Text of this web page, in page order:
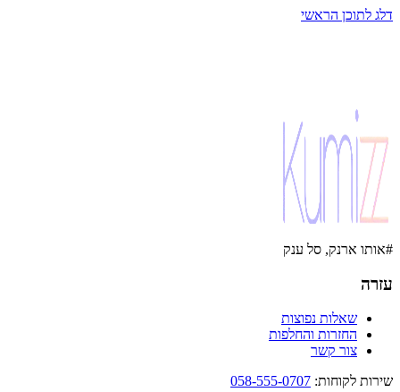
דלג לתוכן הראשי
#אותו ארנק, סל ענק
עזרה
שאלות נפוצות
החזרות והחלפות
צור קשר
שירות לקוחות:
058-555-0707